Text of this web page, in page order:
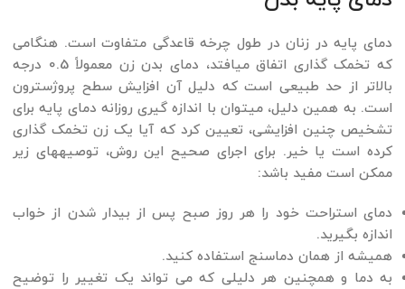
دمای پایه در زنان در طول چرخه قاعدگی متفاوت است. هنگامی
که تخمک گذاری اتفاق می­افتد، دمای بدن زن معمولاً 0.5 درجه
بالاتر از حد طبیعی است که دلیل آن افزایش سطح پروژسترون
است. به همین دلیل، می­توان با اندازه گیری روزانه دمای پایه برای
تشخیص چنین افزایشی، تعیین کرد که آیا یک زن تخمک گذاری
کرده است یا خیر. برای اجرای صحیح این روش، توصیه­های زیر
ممکن است مفید باشد:
دمای استراحت خود را هر روز صبح پس از بیدار شدن از خواب
اندازه بگیرید.
همیشه از همان دماسنج استفاده کنید.
به دما و همچنین هر دلیلی که می تواند یک تغییر را توضیح